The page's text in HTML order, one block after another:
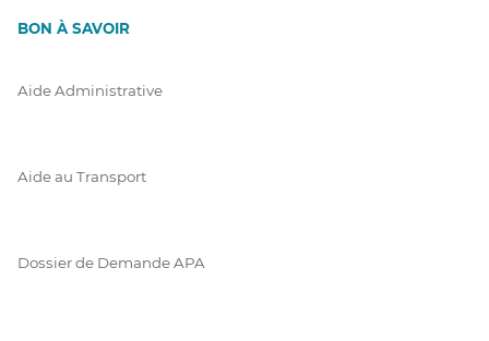
BON À SAVOIR
Aide Administrative
Aide au Transport
Dossier de Demande APA